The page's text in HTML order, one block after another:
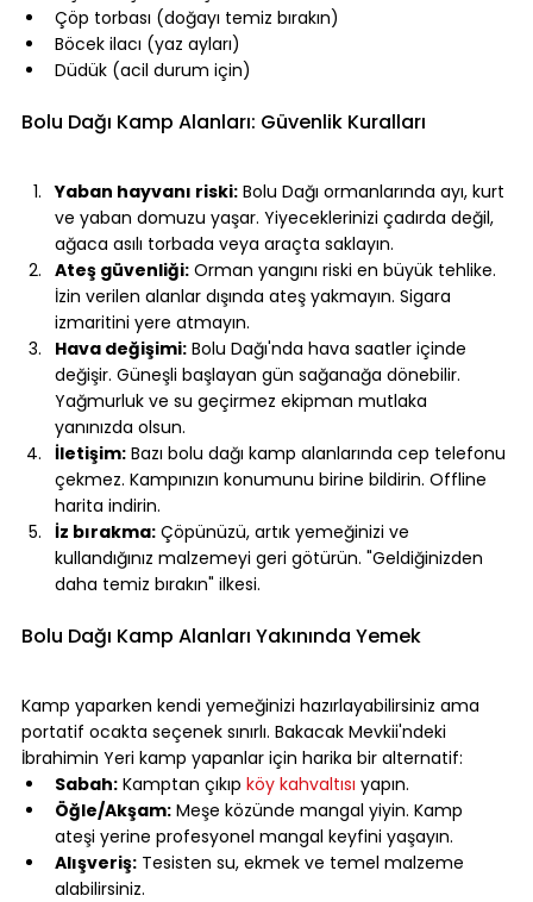
Çöp torbası (doğayı temiz bırakın)
Böcek ilacı (yaz ayları)
Düdük (acil durum için)
Bolu Dağı Kamp Alanları: Güvenlik Kuralları
Yaban hayvanı riski: Bolu Dağı ormanlarında ayı, kurt
ve yaban domuzu yaşar. Yiyeceklerinizi çadırda değil,
ağaca asılı torbada veya araçta saklayın.
Ateş güvenliği: Orman yangını riski en büyük tehlike.
İzin verilen alanlar dışında ateş yakmayın. Sigara
izmaritini yere atmayın.
Hava değişimi: Bolu Dağı'nda hava saatler içinde
değişir. Güneşli başlayan gün sağanağa dönebilir.
Yağmurluk ve su geçirmez ekipman mutlaka
yanınızda olsun.
İletişim: Bazı bolu dağı kamp alanlarında cep telefonu
çekmez. Kampınızın konumunu birine bildirin. Offline
harita indirin.
İz bırakma: Çöpünüzü, artık yemeğinizi ve
kullandığınız malzemeyi geri götürün. "Geldiğinizden
daha temiz bırakın" ilkesi.
Bolu Dağı Kamp Alanları Yakınında Yemek
Kamp yaparken kendi yemeğinizi hazırlayabilirsiniz ama
portatif ocakta seçenek sınırlı. Bakacak Mevkii'ndeki
İbrahimin Yeri kamp yapanlar için harika bir alternatif:
Sabah: Kamptan çıkıp köy kahvaltısı yapın.
Öğle/Akşam: Meşe közünde mangal yiyin. Kamp
ateşi yerine profesyonel mangal keyfini yaşayın.
Alışveriş: Tesisten su, ekmek ve temel malzeme
alabilirsiniz.